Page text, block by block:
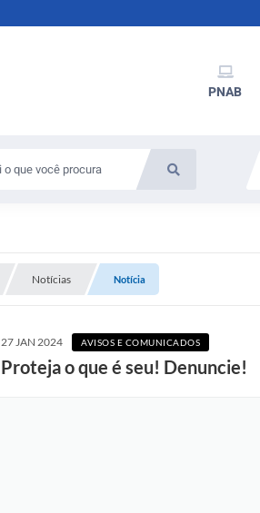
PNAB
Notícias Notícia
27 JAN 2024 AVISOS E COMUNICADOS
Proteja o que é seu! Denuncie!